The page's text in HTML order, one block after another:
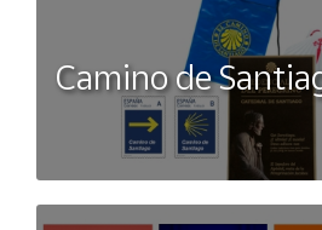
Camino de